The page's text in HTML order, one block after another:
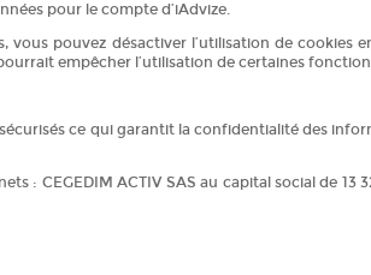
pour le compte d’iAdvize.
vous pouvez désactiver l’utilisation de cookies
empêcher l’utilisation de certaines
ce qui garantit la confidentialité des
: CEGEDIM ACTIV SAS au capital social de 13